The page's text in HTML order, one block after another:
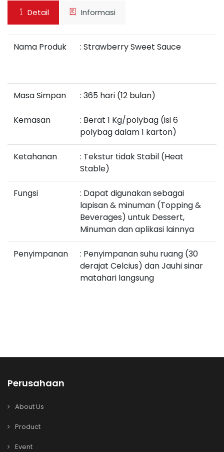
Detail Informasi
Nama Produk : Strawberry Sweet Sauce
Masa Simpan : 365 hari (12 bulan)
Kemasan
: Berat 1 Kg/polybag (isi 6
polybag dalam 1 karton)
Ketahanan
: Tekstur tidak Stabil (Heat
Stable)
Fungsi
: Dapat digunakan sebagai
lapisan & minuman (Topping &
Beverages) untuk Dessert,
Minuman dan aplikasi lainnya
Penyimpanan
: Penyimpanan suhu ruang (30
derajat Celcius) dan Jauhi sinar
matahari langsung
Perusahaan
About Us
Product
Event